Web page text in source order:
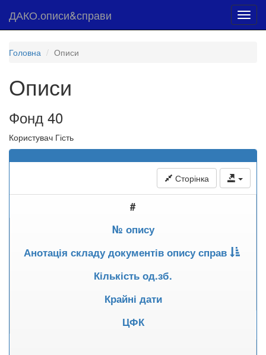
ДАКО.описи&справи
Головна Описи
Описи
Фонд 40
Користувач Гість
Сторінка
#
№ опису
Анотація складу документів опису справ
Кількість од.зб.
Крайні дати
ЦФК